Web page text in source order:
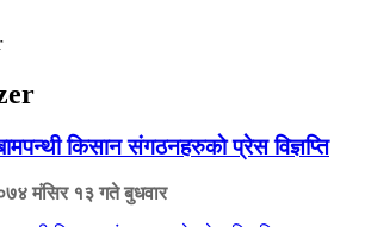
किसान स‌ंगठनहरुकाे प्रेस विज्ञप्ति
मंसिर १३ गते बुधवार